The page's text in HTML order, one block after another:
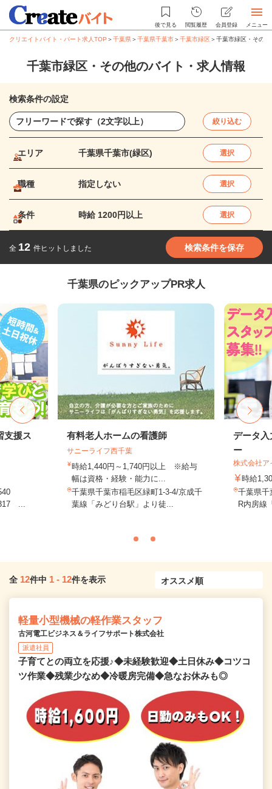
後で見る 閲覧履歴 会員登録 メニュー
クリエイトバイト・パート求人TOP ＞千葉県＞千葉県千葉市＞千葉市緑区＞千葉市緑区・その
千葉市緑区・その他のバイト・求人情報
検索条件の設定
絞り込む
エリア 千葉県千葉市(緑区) 選択
職種 指定しない 選択
条件 時給 1200円以上 選択
全 12 件ヒットしました 検索条件を保存
千葉県のピックアップPR求人
支援ス
...
有料老人ホームの看護師
サニーライフ西千葉
時給1,440円～1,740円以上 ※給与
幅は資格・経験・能力に...
千葉県千葉市稲毛区緑町1-3-4/京成千
葉線「みどり台駅」より徒...
データ入
ー
株式会社ア
時給
千葉県千
R内房線
全 12件中 1 - 12件を表示
軽量小型機械の軽作業スタッフ
古河電工ビジネス＆ライフサポート株式会社
派遣社員
子育てとの両立を応援♪◆未経験歓迎◆土日休み◆コツコ
ツ作業◆残業少なめ◆冷暖房完備◆急なお休みも◎